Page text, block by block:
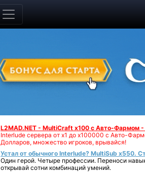
L2MAD.NET - MultiCraft x100 с Авто-Фармом
Interlude сервера от х1 до х100000 с Авто-
Долларов, множество игроков, врывайся!
Устал от обычного Interlude? MultiSub x550.
Один герой. Четыре профессии. Переноси
открывай сотни комбинаций умений.